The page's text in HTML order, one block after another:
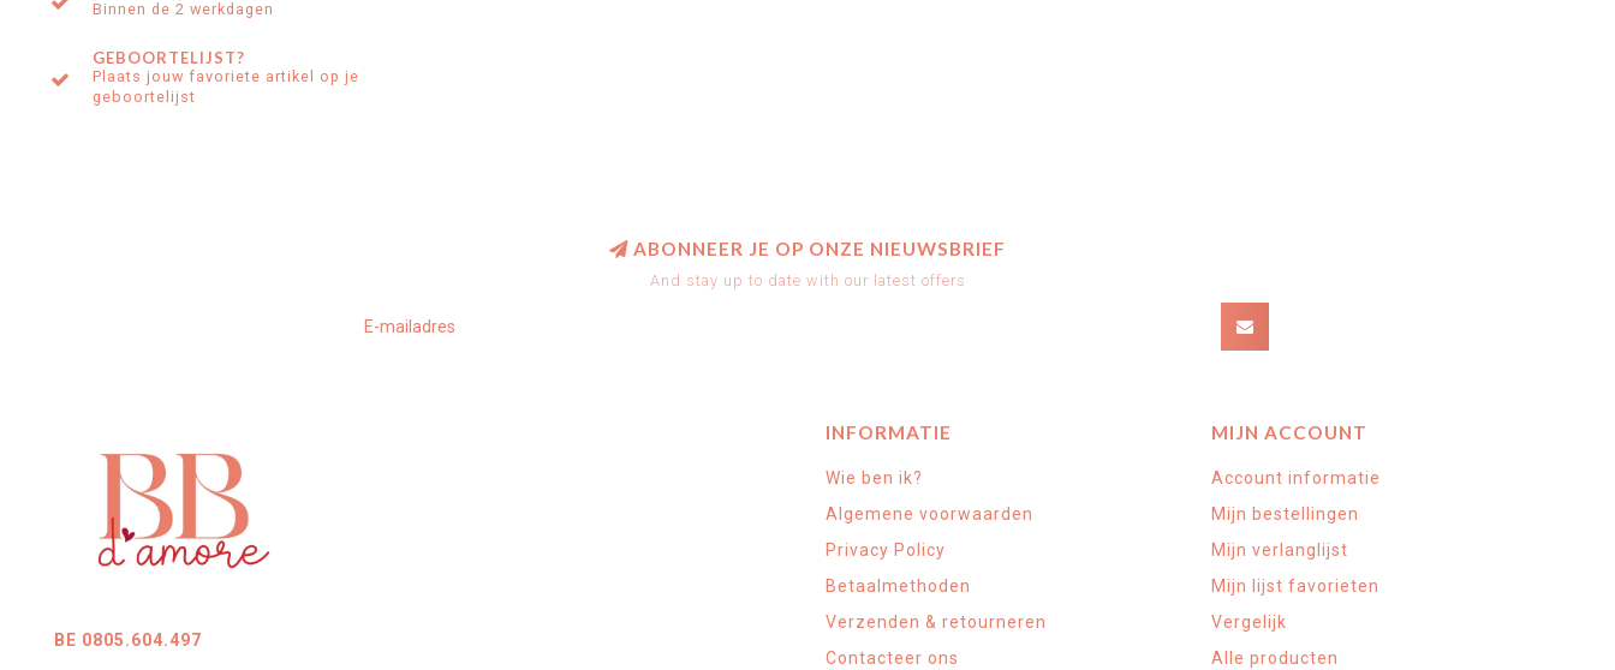
Binnen de 2 werkdagen
GEBOORTELIJST?
Plaats jouw favoriete artikel op je
geboortelijst
ABONNEER JE OP ONZE NIEUWSBRIEF
And stay up to date with our latest offers
BE 0805.604.497
INFORMATIE
Wie ben ik?
Algemene voorwaarden
Privacy Policy
Betaalmethoden
Verzenden & retourneren
Contacteer ons
MIJN ACCOUNT
Account informatie
Mijn bestellingen
Mijn verlanglijst
Mijn lijst favorieten
Vergelijk
Alle producten